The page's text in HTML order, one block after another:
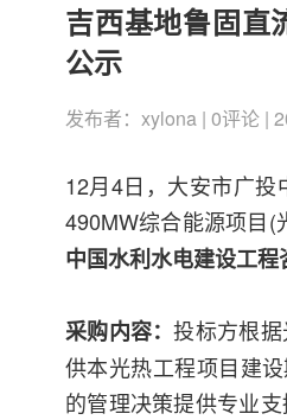
吉西基地鲁固直
公示
发布者：xylona | 0评论 |
12月4日，大安市广
490MW综合能源项目(
中国水利水电建设工程
采购内容：投标方根
供本光热工程项目建
的管理决策提供专业